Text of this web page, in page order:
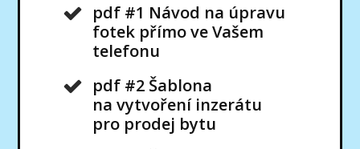
pdf #1 Návod na úpravu
fotek přímo ve Vašem
telefonu
pdf #2 Šablona
na vytvoření inzerátu
pro prodej bytu